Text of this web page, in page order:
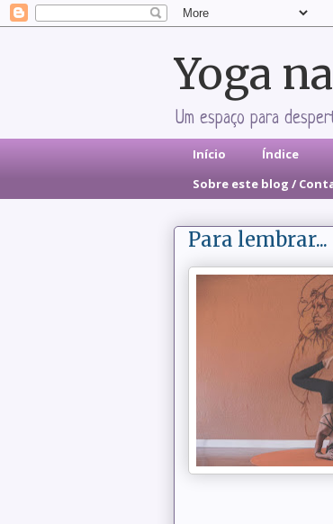
Yoga
Um espaço para
Início Índice
Sobre este blog /
Para lembrar...